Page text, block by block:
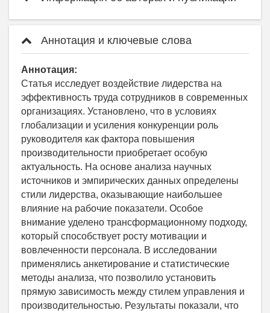
Аннотация и ключевые слова
Аннотация:
Статья исследует воздействие лидерства на
эффективность труда сотрудников в современных
организациях. Установлено, что в условиях
глобализации и усиления конкуренции роль
руководителя как фактора повышения
производительности приобретает особую
актуальность. На основе анализа научных
источников и эмпирических данных определены
стили лидерства, оказывающие наибольшее
влияние на рабочие показатели. Особое
внимание уделено трансформационному подходу,
который способствует росту мотивации и
вовлеченности персонала. В исследовании
применялись анкетирование и статистические
методы анализа, что позволило установить
прямую зависимость между стилем управления и
производительностью. Результаты показали, что